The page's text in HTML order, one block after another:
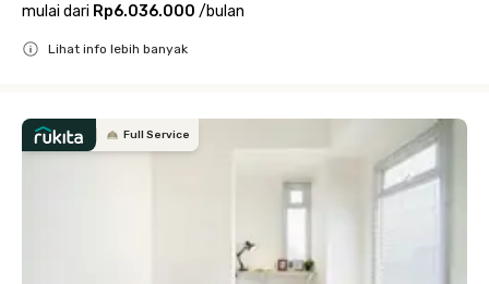
mulai dari Rp6.036.000 /bulan
Lihat info lebih banyak
Full Service